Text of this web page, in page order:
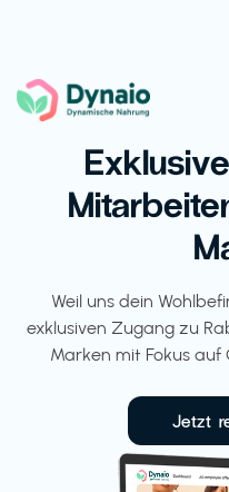
Weil uns dein
exklusiven Zugang zu
Marken mit Fokus
Jetzt